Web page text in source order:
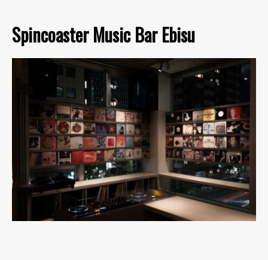
Spincoaster Music Bar Ebisu